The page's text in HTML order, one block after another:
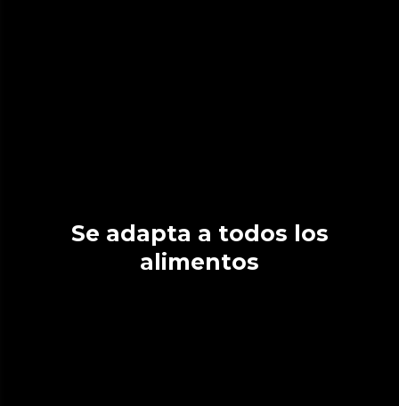
Se adapta a todos los
alimentos